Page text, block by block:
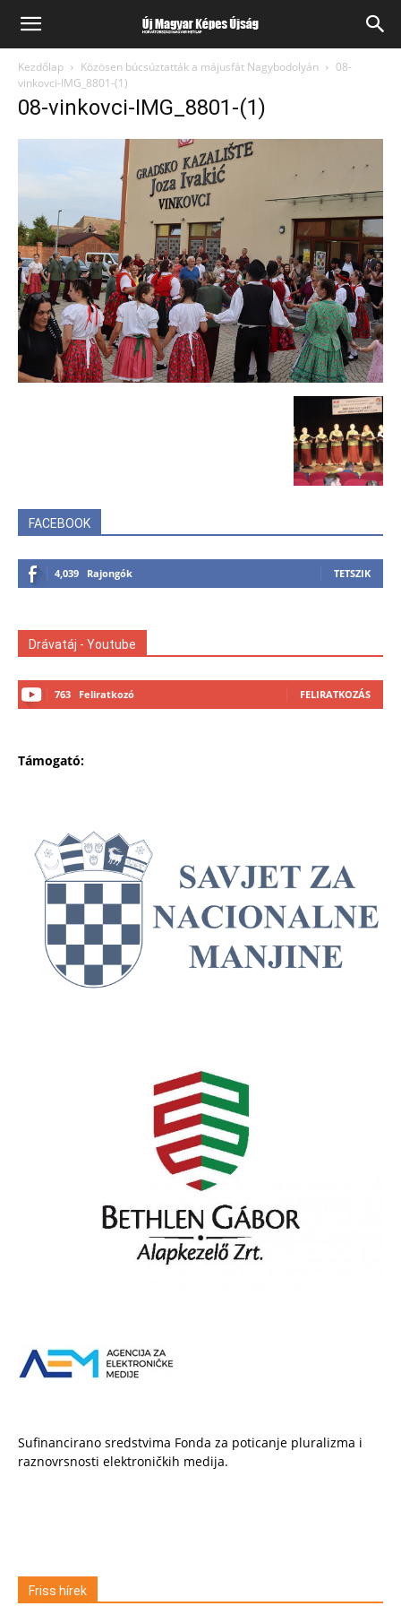
Kezdőlap Közösen búcsúztatták a májusfát Nagybodolyán
08-
vinkovci-IMG_8801-(1)
08-vinkovci-IMG_8801-(1)
FACEBOOK
4,039 Rajongók TETSZIK
Drávatáj - Youtube
763 Feliratkozó FELIRATKOZÁS
Támogató:
Sufinancirano sredstvima Fonda za poticanje pluralizma i
raznovrsnosti elektroničkih medija.
Friss hírek